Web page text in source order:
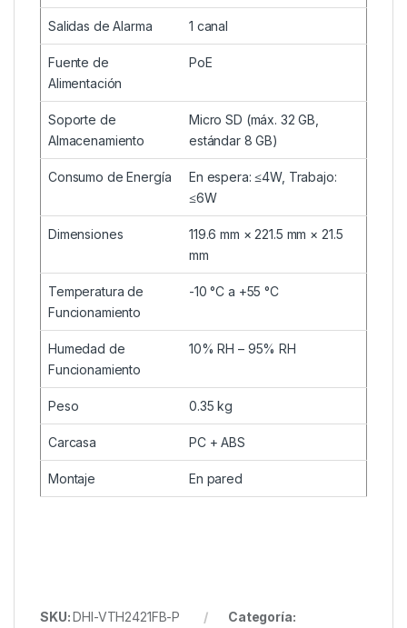
Salidas de Alarma 1 canal
Fuente de
Alimentación
PoE
Soporte de
Almacenamiento
Micro SD (máx. 32 GB,
estándar 8 GB)
Consumo de Energía
En espera: ≤4W, Trabajo:
≤6W
Dimensiones
119.6 mm × 221.5 mm × 21.5
mm
Temperatura de
Funcionamiento
-10 °C a +55 °C
Humedad de
Funcionamiento
10% RH – 95% RH
Peso 0.35 kg
Carcasa PC + ABS
Montaje En pared
SKU:DHI-VTH2421FB-P
Categoría: